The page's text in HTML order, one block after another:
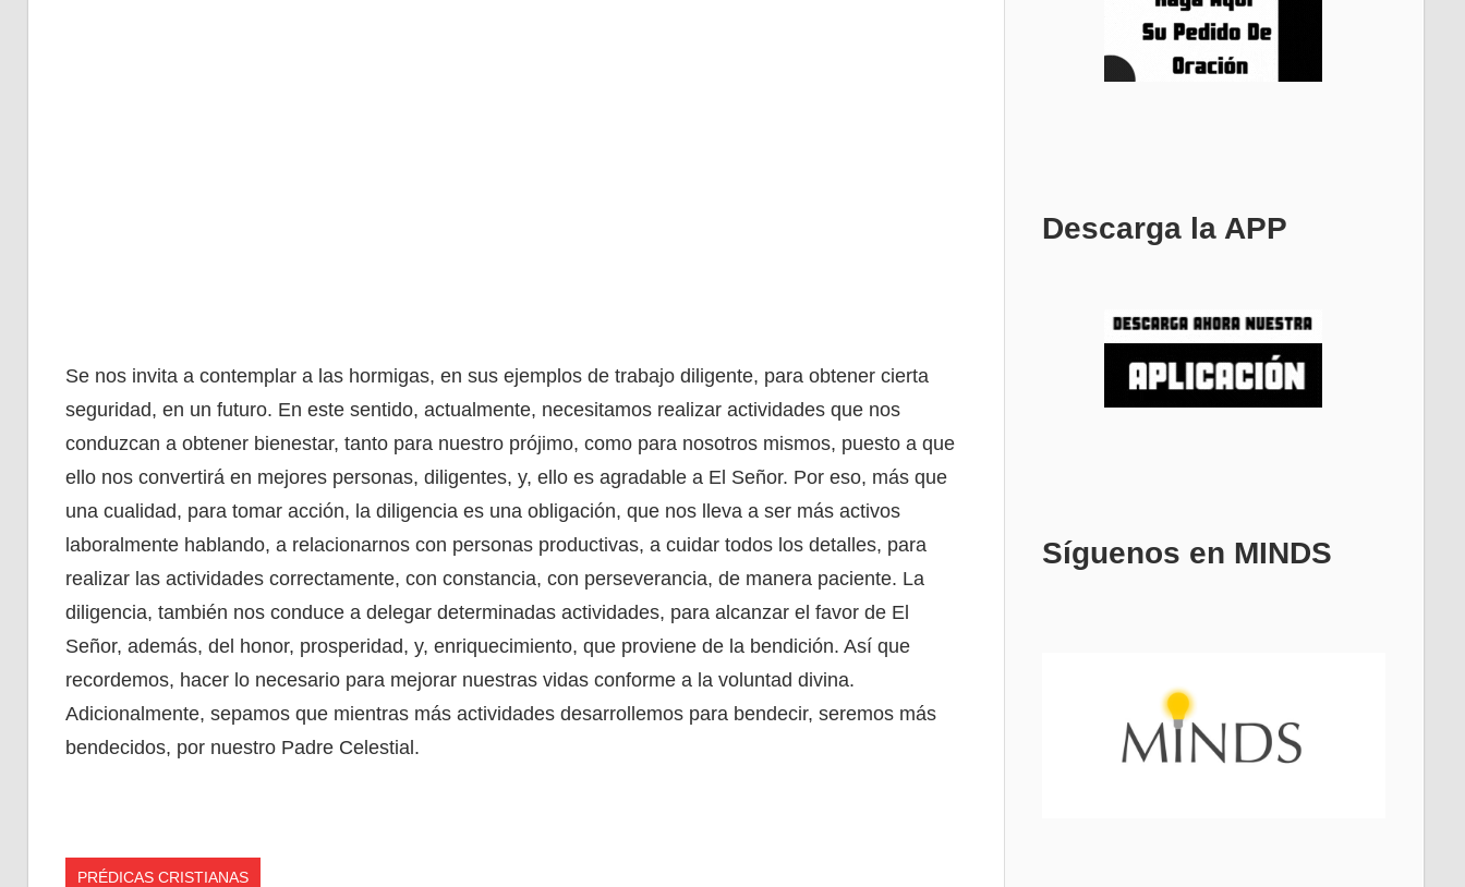
Se nos invita a contemplar a las hormigas, en sus ejemplos de trabajo diligente, para obtener cierta
seguridad, en un futuro. En este sentido, actualmente, necesitamos realizar actividades que nos
conduzcan a obtener bienestar, tanto para nuestro prójimo, como para nosotros mismos, puesto a que
ello nos convertirá en mejores personas, diligentes, y, ello es agradable a El Señor. Por eso, más que
una cualidad, para tomar acción, la diligencia es una obligación, que nos lleva a ser más activos
laboralmente hablando, a relacionarnos con personas productivas, a cuidar todos los detalles, para
realizar las actividades correctamente, con constancia, con perseverancia, de manera paciente. La
diligencia, también nos conduce a delegar determinadas actividades, para alcanzar el favor de El
Señor, además, del honor, prosperidad, y, enriquecimiento, que proviene de la bendición. Así que
recordemos, hacer lo necesario para mejorar nuestras vidas conforme a la voluntad divina.
Adicionalmente, sepamos que mientras más actividades desarrollemos para bendecir, seremos más
bendecidos, por nuestro Padre Celestial.
PRÉDICAS CRISTIANAS
Descarga la APP
Síguenos en MINDS